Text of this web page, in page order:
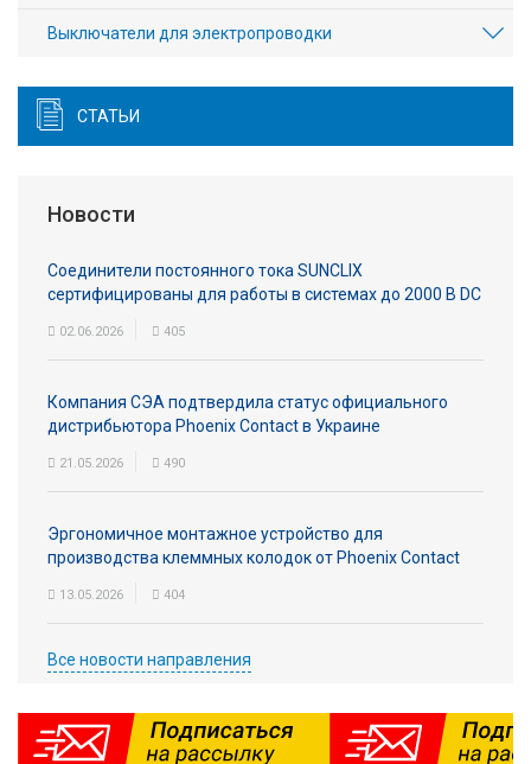
Выключатели для электропроводки
СТАТЬИ
Новости
Соединители постоянного тока SUNCLIX
сертифицированы для работы в системах до 2000 В DC
02.06.2026 405
Компания СЭА подтвердила статус официального
дистрибьютора Phoenix Contact в Украине
21.05.2026 490
Эргономичное монтажное устройство для
производства клеммных колодок от Phoenix Contact
13.05.2026 404
Все новости направления